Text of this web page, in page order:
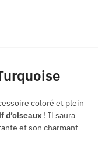
coloré et plein
d’oiseaux ! Il saura
et son charmant